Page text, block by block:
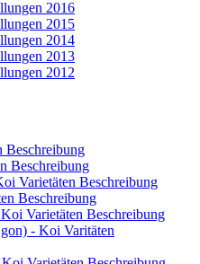
2016
2015
2014
2013
2012
Beschreibung
Beschreibung
Varietäten Beschreibung
Beschreibung
Varietäten Beschreibung
- Koi Varitäten